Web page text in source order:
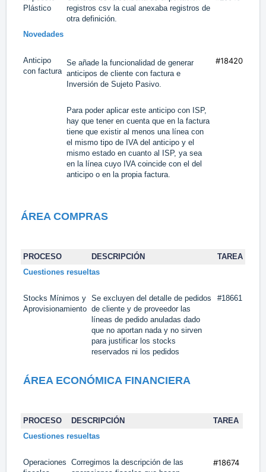
Plástico
registros csv la cual anexaba registros de
otra definición.
Novedades
Anticipo
con factura
Se añade la funcionalidad de generar
anticipos de cliente con factura e
Inversión de Sujeto Pasivo.
Para poder aplicar este anticipo con ISP,
hay que tener en cuenta que en la factura
tiene que existir al menos una línea con
el mismo tipo de IVA del anticipo y el
mismo estado en cuanto al ISP, ya sea
en la línea cuyo IVA coincide con el del
anticipo o en la propia factura.
#18420
ÁREA COMPRAS
PROCESO DESCRIPCIÓN
TAREA
Cuestiones resueltas
Stocks Mínimos y
Aprovisionamiento
Se excluyen del detalle de pedidos
de cliente y de proveedor las
líneas de pedido anuladas dado
que no aportan nada y no sirven
para justificar los stocks
reservados ni los pedidos
#18661
ÁREA ECONÓMICA FINANCIERA
PROCESO DESCRIPCIÓN
TAREA
Cuestiones resueltas
Operaciones Corregimos la descripción de las
#18674